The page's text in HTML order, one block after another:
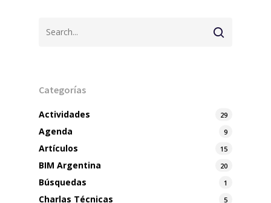
Categorías
Actividades 29
Agenda 9
Artículos 15
BIM Argentina 20
Búsquedas 1
Charlas Técnicas 5